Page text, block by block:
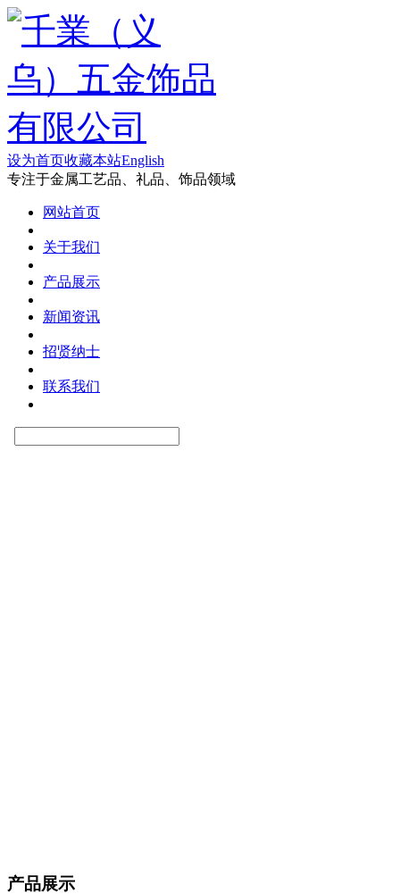
设为首页收藏本站English
专注于金属工艺品、礼品、饰品领域
网站首页
关于我们
产品展示
新闻资讯
招贤纳士
联系我们
产品展示